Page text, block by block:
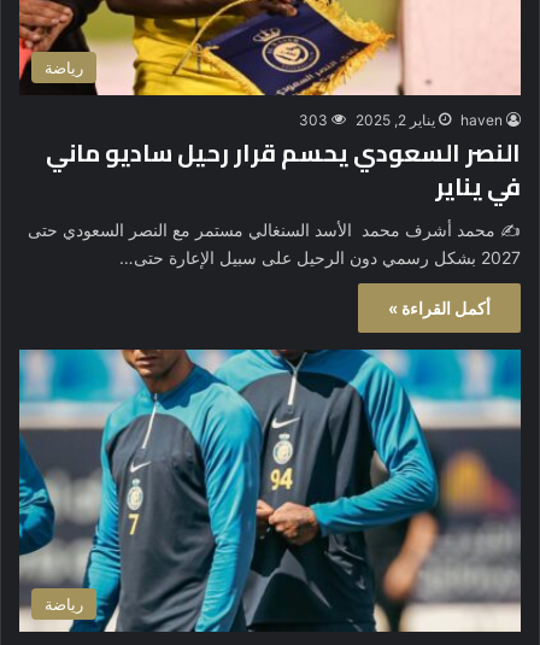
رياضة
haven يناير 2, 2025 303
النصر السعودي يحسم قرار رحيل ساديو ماني
في يناير
✍️ محمد أشرف محمد الأسد السنغالي مستمر مع النصر السعودي حتى
2027 بشكل رسمي دون الرحيل على سبيل الإعارة حتى…
أكمل القراءة »
رياضة